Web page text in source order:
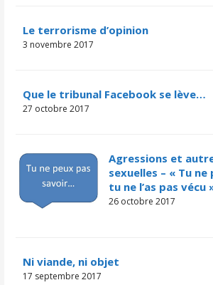
Le terrorisme d’opinion
3 novembre 2017
Que le tribunal Facebook se lève…
27 octobre 2017
Agressions et
sexuelles – « Tu
tu ne l’as pas vécu
26 octobre 2017
Ni viande, ni objet
17 septembre 2017